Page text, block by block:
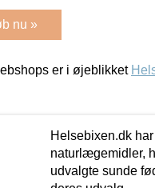
nu »
er i øjeblikket
Helsebixen.dk
naturlægemidler,
udvalgte sunde